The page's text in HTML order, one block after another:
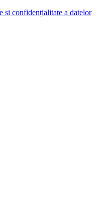
si confidențialitate a datelor